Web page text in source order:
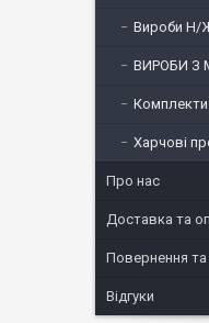
Вироби Н/
ВИРОБИ З
Комплекти
Харчові
Про нас
Доставка та
Повернення та
Відгуки